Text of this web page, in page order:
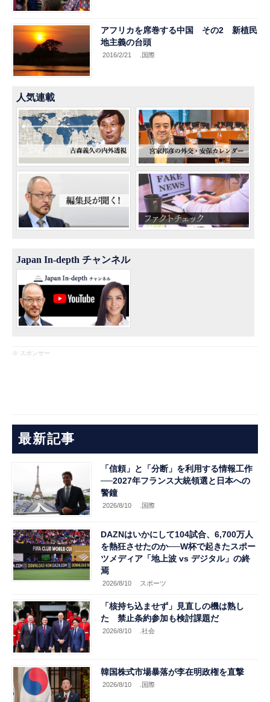
アフリカを席巻する中国 その2 新植民
地主義の台頭
2016/2/21 .国際
人気連載
Japan In-depth チャンネル
※ スポンサー
最新記事
「信頼」と「分断」を利用する情報工作
──2027年フランス大統領選と日本への
警鐘
2026/8/10 .国際
DAZNはいかにして104試合、6,700万人
を熱狂させたのか──W杯で起きたスポー
ツメディア「地上波 vs デジタル」の終
焉
2026/8/10 スポーツ
「核持ち込ませず」見直しの機は熟し
た 禁止条約参加も検討課題だ
2026/8/10 .社会
韓国株式市場暴落が李在明政権を直撃
2026/8/10 .国際